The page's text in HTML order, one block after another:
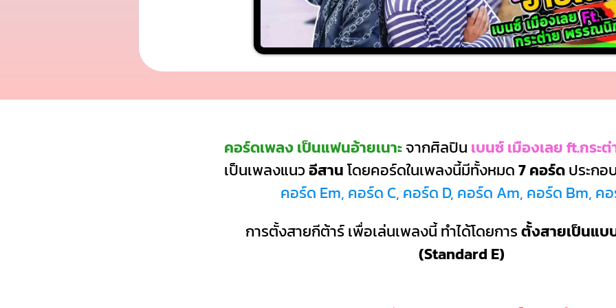
คอร์ดเพลง เป็นแฟนอ้ายเนาะจากศิลปิน เบนซ์ เมืองเลย ft.กร
เป็นเพลงแนวอีสานโดยคอร์ดในเพลงนี้มีทั้งหมด7 คอร์ดประกอ
คอร์ด Em, คอร์ด C, คอร์ด D, คอร์ด Am, คอร์ด Bm, ค
การตั้งสายกีต้าร์ เพื่อเล่นเพลงนี้ ทำได้โดยการตั้งสายเป็นแบ
(Standard E)